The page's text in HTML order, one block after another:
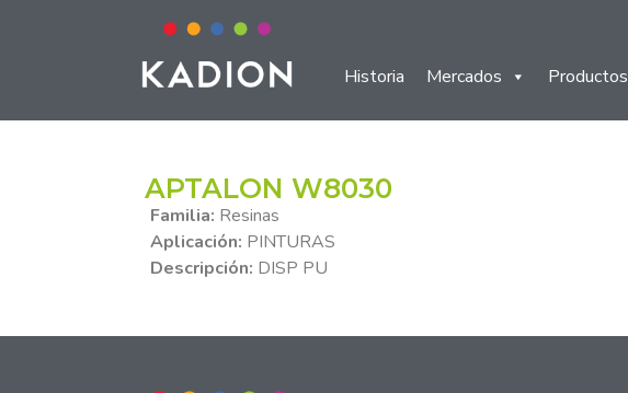
Historia Mercados Productos
APTALON W8030
Familia: Resinas
Aplicación: PINTURAS
Descripción: DISP PU